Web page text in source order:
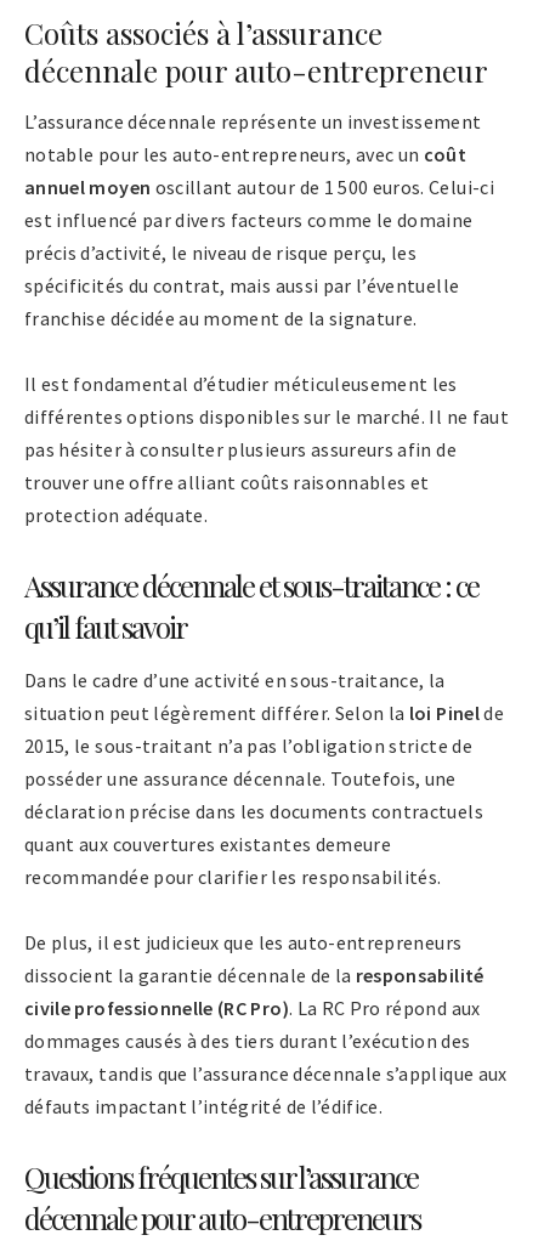
Coûts associés à l’assurance
décennale pour auto-entrepreneur
L’assurance décennale représente un investissement
notable pour les auto-entrepreneurs, avec un coût
annuel moyen oscillant autour de 1 500 euros. Celui-ci
est influencé par divers facteurs comme le domaine
précis d’activité, le niveau de risque perçu, les
spécificités du contrat, mais aussi par l’éventuelle
franchise décidée au moment de la signature.
Il est fondamental d’étudier méticuleusement les
différentes options disponibles sur le marché. Il ne faut
pas hésiter à consulter plusieurs assureurs afin de
trouver une offre alliant coûts raisonnables et
protection adéquate.
Assurance décennale et sous-traitance : ce
qu’il faut savoir
Dans le cadre d’une activité en sous-traitance, la
situation peut légèrement différer. Selon la loi Pinelde
2015, le sous-traitant n’a pas l’obligation stricte de
posséder une assurance décennale. Toutefois, une
déclaration précise dans les documents contractuels
quant aux couvertures existantes demeure
recommandée pour clarifier les responsabilités.
De plus, il est judicieux que les auto-entrepreneurs
dissocient la garantie décennale de la responsabilité
civile professionnelle (RC Pro). La RC Pro répond aux
dommages causés à des tiers durant l’exécution des
travaux, tandis que l’assurance décennale s’applique aux
défauts impactant l’intégrité de l’édifice.
Questions fréquentes sur l’assurance
décennale pour auto-entrepreneurs